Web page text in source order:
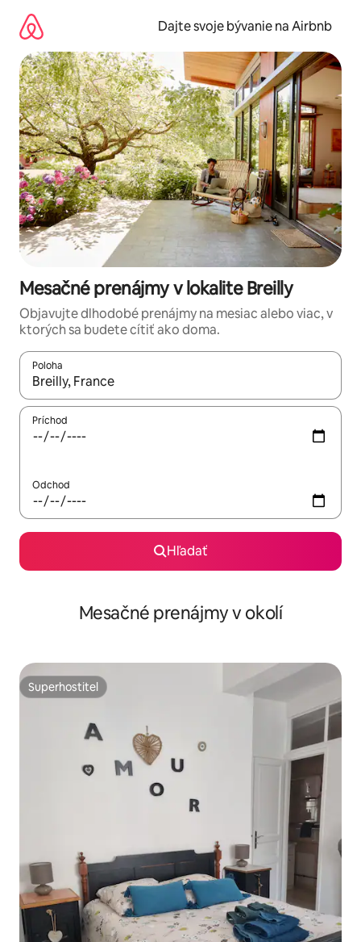
obsah.
Dajte svoje bývanie na Airbnb
Mesačné prenájmy v lokalite Breilly
Objavujte dlhodobé prenájmy na mesiac alebo viac, v
ktorých sa budete cítiť ako doma.
Poloha
Keď budú výsledky k dispozícii, môžete si ich prechádzať
Príchod
Odchod
Hľadať
Mesačné prenájmy v okolí
Superhostiteľ
Superhostiteľ